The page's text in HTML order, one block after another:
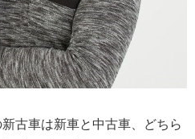
古車は新車と中古車、どちら